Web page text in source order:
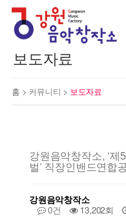
보도자료
홈 > 커뮤니티 > 보도자료
강원음악창작소, ‘
벌’ 직장인밴드연합
강원음악창작소
0건 13,202회